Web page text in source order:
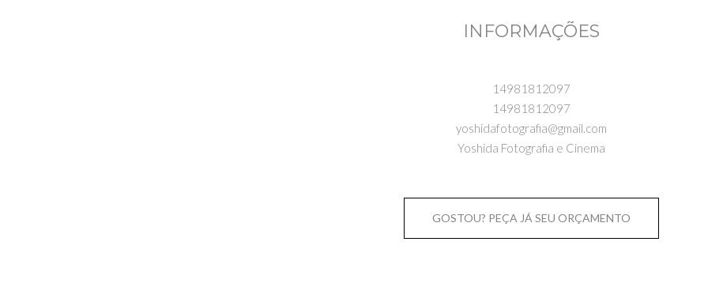
INFORMAÇÕES
14981812097
14981812097
yoshidafotografia@gmail.com
Yoshida Fotografia e Cinema
GOSTOU? PEÇA JÁ SEU ORÇAMENTO